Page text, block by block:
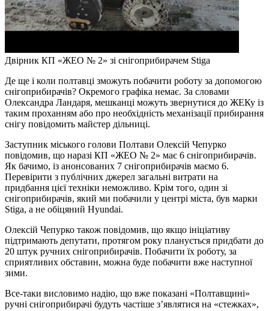
Двірник КП «ЖЕО № 2» зі снігоприбирачем Stiga
Де ще і коли полтавці зможуть побачити роботу за допомогою
снігоприбирачів? Окремого графіка немає. За словами
Олександра Ландаря, мешканці можуть звернутися до ЖЕКу із
таким проханням або про необхідність механізації прибирання
снігу повідомить майстер дільниці.
Заступник міського голови Полтави Олексій Чепурко
повідомив, що наразі КП «ЖЕО № 2» має 6 снігоприбирачів.
Як бачимо, із анонсованих 7 снігоприбирачів маємо 6.
Перевірити з публічних джерел загальні витрати на
придбання цієї техніки неможливо. Крім того, один зі
снігоприбирачів, який ми побачили у центрі міста, був марки
Stiga, а не обіцяний Hyundai.
Олексій Чепурко також повідомив, що якщо ініціативу
підтримають депутати, протягом року планується придбати до
20 штук ручних снігоприбирачів. Побачити їх роботу, за
сприятливих обставин, можна буде побачити вже наступної
зими.
Все-таки висловимо надію, що вже показані «Полтавщині»
ручні снігоприбирачі будуть частіше з’являтися на «стежках»,